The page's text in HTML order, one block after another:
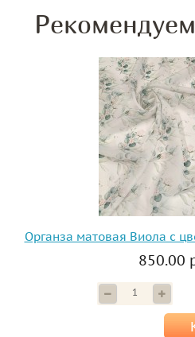
Органза матовая Виола с
850.00